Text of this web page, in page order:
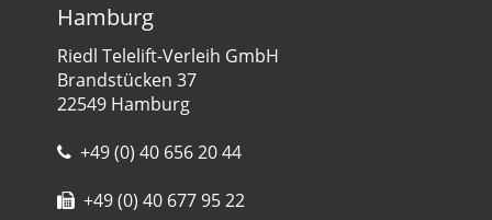
Hamburg
Riedl Telelift-Verleih GmbH
Brandstücken 37
22549 Hamburg
+49 (0) 40 656 20 44
+49 (0) 40 677 95 22